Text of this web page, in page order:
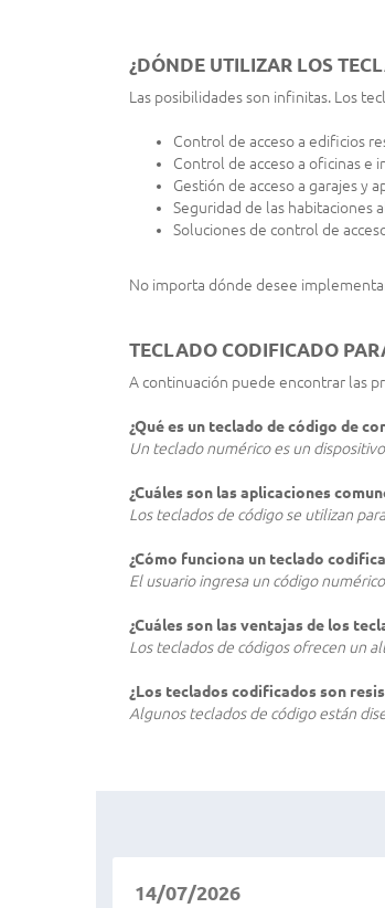
¿DÓNDE UTILIZAR LOS
Las posibilidades son infinitas. Los
Control de acceso a edificios
Control de acceso a oficinas e
Gestión de acceso a garajes y
Seguridad de las habitaciones
Soluciones de control de
No importa dónde desee
TECLADO CODIFICADO
A continuación puede encontrar las
¿Qué es un teclado de código de
Un teclado numérico es un
¿Cuáles son las aplicaciones
Los teclados de código se utilizan
¿Cómo funciona un teclado
El usuario ingresa un código
¿Cuáles son las ventajas de los
Los teclados de códigos ofrecen un
¿Los teclados codificados son
Algunos teclados de código están
14/07/2026